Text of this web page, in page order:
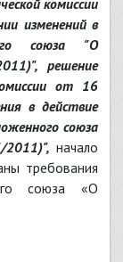
комиссии
изменений в
союза "О
решение
от 16
в действие
союза
2011)", начало
требования
союза «О